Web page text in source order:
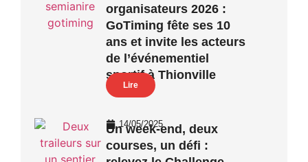
organisateurs 2026 :
GoTiming fête ses 10
ans et invite les acteurs
de l’événementiel
sportif à Thionville
Lire
14/05/2025
Un week-end, deux
courses, un défi :